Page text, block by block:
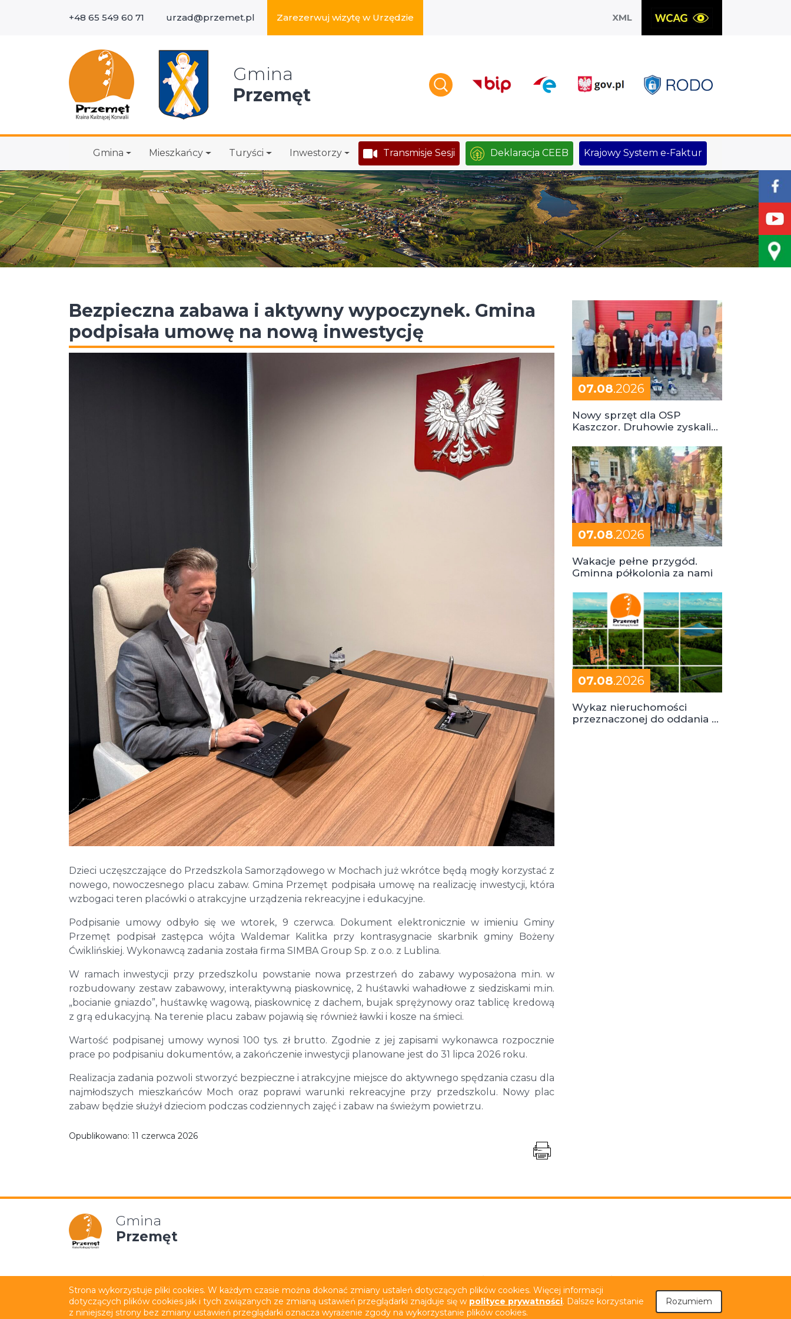
+48 65 549 60 71 urzad@przemet.pl Zarezerwuj wizytę w Urzędzie XML
Gmina
Przemęt
Gmina Mieszkańcy Turyści Inwestorzy Transmisje Sesji Deklaracja CEEB Krajowy System e-Faktur
Bezpieczna zabawa i aktywny wypoczynek. Gmina
podpisała umowę na nową inwestycję
Dzieci uczęszczające do Przedszkola Samorządowego w Mochach już wkrótce będą mogły korzystać z
nowego, nowoczesnego placu zabaw. Gmina Przemęt podpisała umowę na realizację inwestycji, która
wzbogaci teren placówki o atrakcyjne urządzenia rekreacyjne i edukacyjne.
Podpisanie umowy odbyło się we wtorek, 9 czerwca. Dokument elektronicznie w imieniu Gminy
Przemęt podpisał zastępca wójta Waldemar Kalitka przy kontrasygnacie skarbnik gminy Bożeny
Ćwiklińskiej. Wykonawcą zadania została firma SIMBA Group Sp. z o.o. z Lublina.
W ramach inwestycji przy przedszkolu powstanie nowa przestrzeń do zabawy wyposażona m.in. w
rozbudowany zestaw zabawowy, interaktywną piaskownicę, 2 huśtawki wahadłowe z siedziskami m.in.
„bocianie gniazdo”, huśtawkę wagową, piaskownicę z dachem, bujak sprężynowy oraz tablicę kredową
z grą edukacyjną. Na terenie placu zabaw pojawią się również ławki i kosze na śmieci.
Wartość podpisanej umowy wynosi 100 tys. zł brutto. Zgodnie z jej zapisami wykonawca rozpocznie
prace po podpisaniu dokumentów, a zakończenie inwestycji planowane jest do 31 lipca 2026 roku.
Realizacja zadania pozwoli stworzyć bezpieczne i atrakcyjne miejsce do aktywnego spędzania czasu dla
najmłodszych mieszkańców Moch oraz poprawi warunki rekreacyjne przy przedszkolu. Nowy plac
zabaw będzie służył dzieciom podczas codziennych zajęć i zabaw na świeżym powietrzu.
Opublikowano: 11 czerwca 2026
07.08.2026
Nowy sprzęt dla OSP
Kaszczor. Druhowie zyskali
07.08.2026
Wakacje pełne przygód.
Gminna półkolonia za nami
07.08.2026
Wykaz nieruchomości
przeznaczonej do oddania w
Gmina
Przemęt
Mapa strony Polityka prywatności Deklaracja dostępności Film z tłumaczeniem PJM Tekst łatwy do czytania (ETR)
Wykonanie:netkoncept.com
Wyszukaj w serwisie
Strona wykorzystuje pliki cookies. W każdym czasie można dokonać zmiany ustaleń dotyczących plików cookies. Więcej informacji
dotyczących plików cookies jak i tych związanych ze zmianą ustawień przeglądarki znajduje się w polityce prywatności. Dalsze korzystanie
z niniejszej strony bez zmiany ustawień przeglądarki oznacza wyrażenie zgody na wykorzystanie plików cookies.
Rozumiem